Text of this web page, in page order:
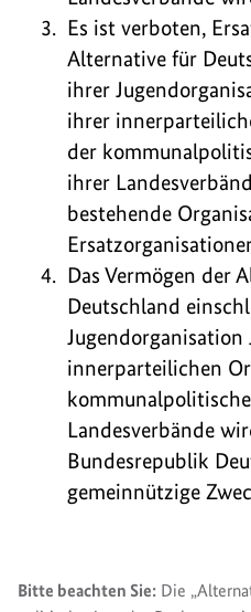
Es ist verboten,
Alternative für
ihrer
ihrer
der
ihrer
bestehende
Das Vermögen der
Deutschland
innerparteilichen
Landesverbände
Bundesrepublik
gemeinnützige
Bitte beachten Sie: Die